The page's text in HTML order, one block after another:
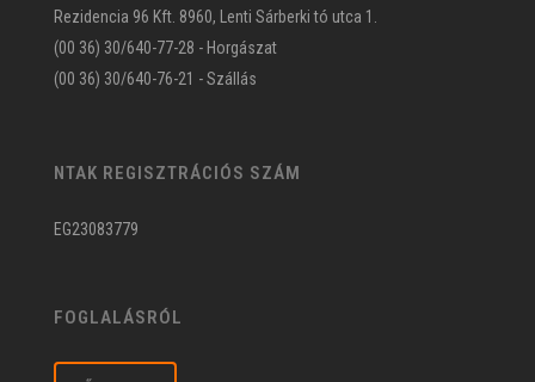
Rezidencia 96 Kft. 8960, Lenti Sárberki tó utca 1.
(00 36) 30/640-77-28 - Horgászat
(00 36) 30/640-76-21 - Szállás
NTAK REGISZTRÁCIÓS SZÁM
EG23083779
FOGLALÁSRÓL